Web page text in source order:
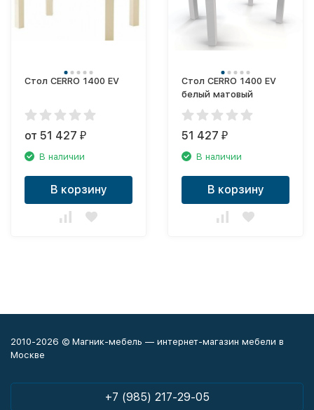
Стол CERRO 1400 EV
от 51 427 ₽
В наличии
В корзину
Стол CERRO 1400 EV
белый матовый
51 427 ₽
В наличии
В корзину
2010-2026 © Магник-мебель — интернет-магазин мебели в
Москве
+7 (985) 217-29-05